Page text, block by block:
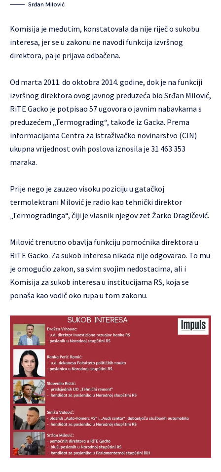
Srđan Milović
Komisija je međutim, konstatovala da nije riječ o sukobu
interesa, jer se u zakonu ne navodi funkcija izvršnog
direktora, pa je prijava odbačena.
Od marta 2011. do oktobra 2014. godine, dok je na funkciji
izvršnog direktora ovog javnog preduzeća bio Srđan Milović,
RiTE Gacko je potpisao 57 ugovora o javnim nabavkama s
preduzećem „Termograding“, takođe iz Gacka. Prema
informacijama Centra za istraživačko novinarstvo (CIN)
ukupna vrijednost ovih poslova iznosila je 31 463 353
maraka.
Prije nego je zauzeo visoku poziciju u gatačkoj
termolektrani Milović je radio kao tehnički direktor
„Termogradinga“, čiji je vlasnik njegov zet Žarko Dragičević.
Milović trenutno obavlja funkciju pomoćnika direktora u
RiTE Gacko. Za sukob interesa nikada nije odgovarao. To mu
je omogućio zakon, sa svim svojim nedostacima, ali i
Komisija za sukob interesa u institucijama RS, koja se
ponaša kao vodič oko rupa u tom zakonu.